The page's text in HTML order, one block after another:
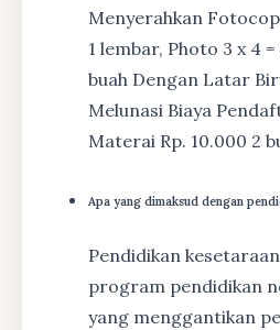
Menyerahkan
1 lembar, Photo 3 x 4 =
buah Dengan Latar
Melunasi Biaya
Materai Rp. 10.000 2
Apa yang dimaksud dengan
Pendidikan
program pendidikan
yang menggantikan